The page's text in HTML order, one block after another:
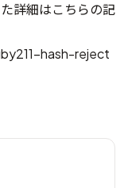
詳細はこちらの記
hash-reject